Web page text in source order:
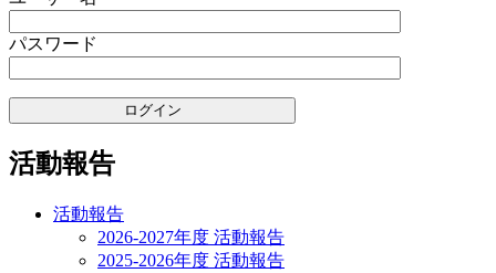
パスワード
活動報告
活動報告
2026-2027年度 活動報告
2025-2026年度 活動報告